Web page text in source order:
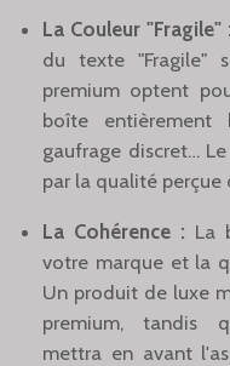
La Couleur "Fragile" :
du texte "Fragile"
premium optent
boîte entièrement
gaufrage discret…
par la qualité
La Cohérence : La
votre marque et la
Un produit de luxe
premium, tandis
mettra en avant